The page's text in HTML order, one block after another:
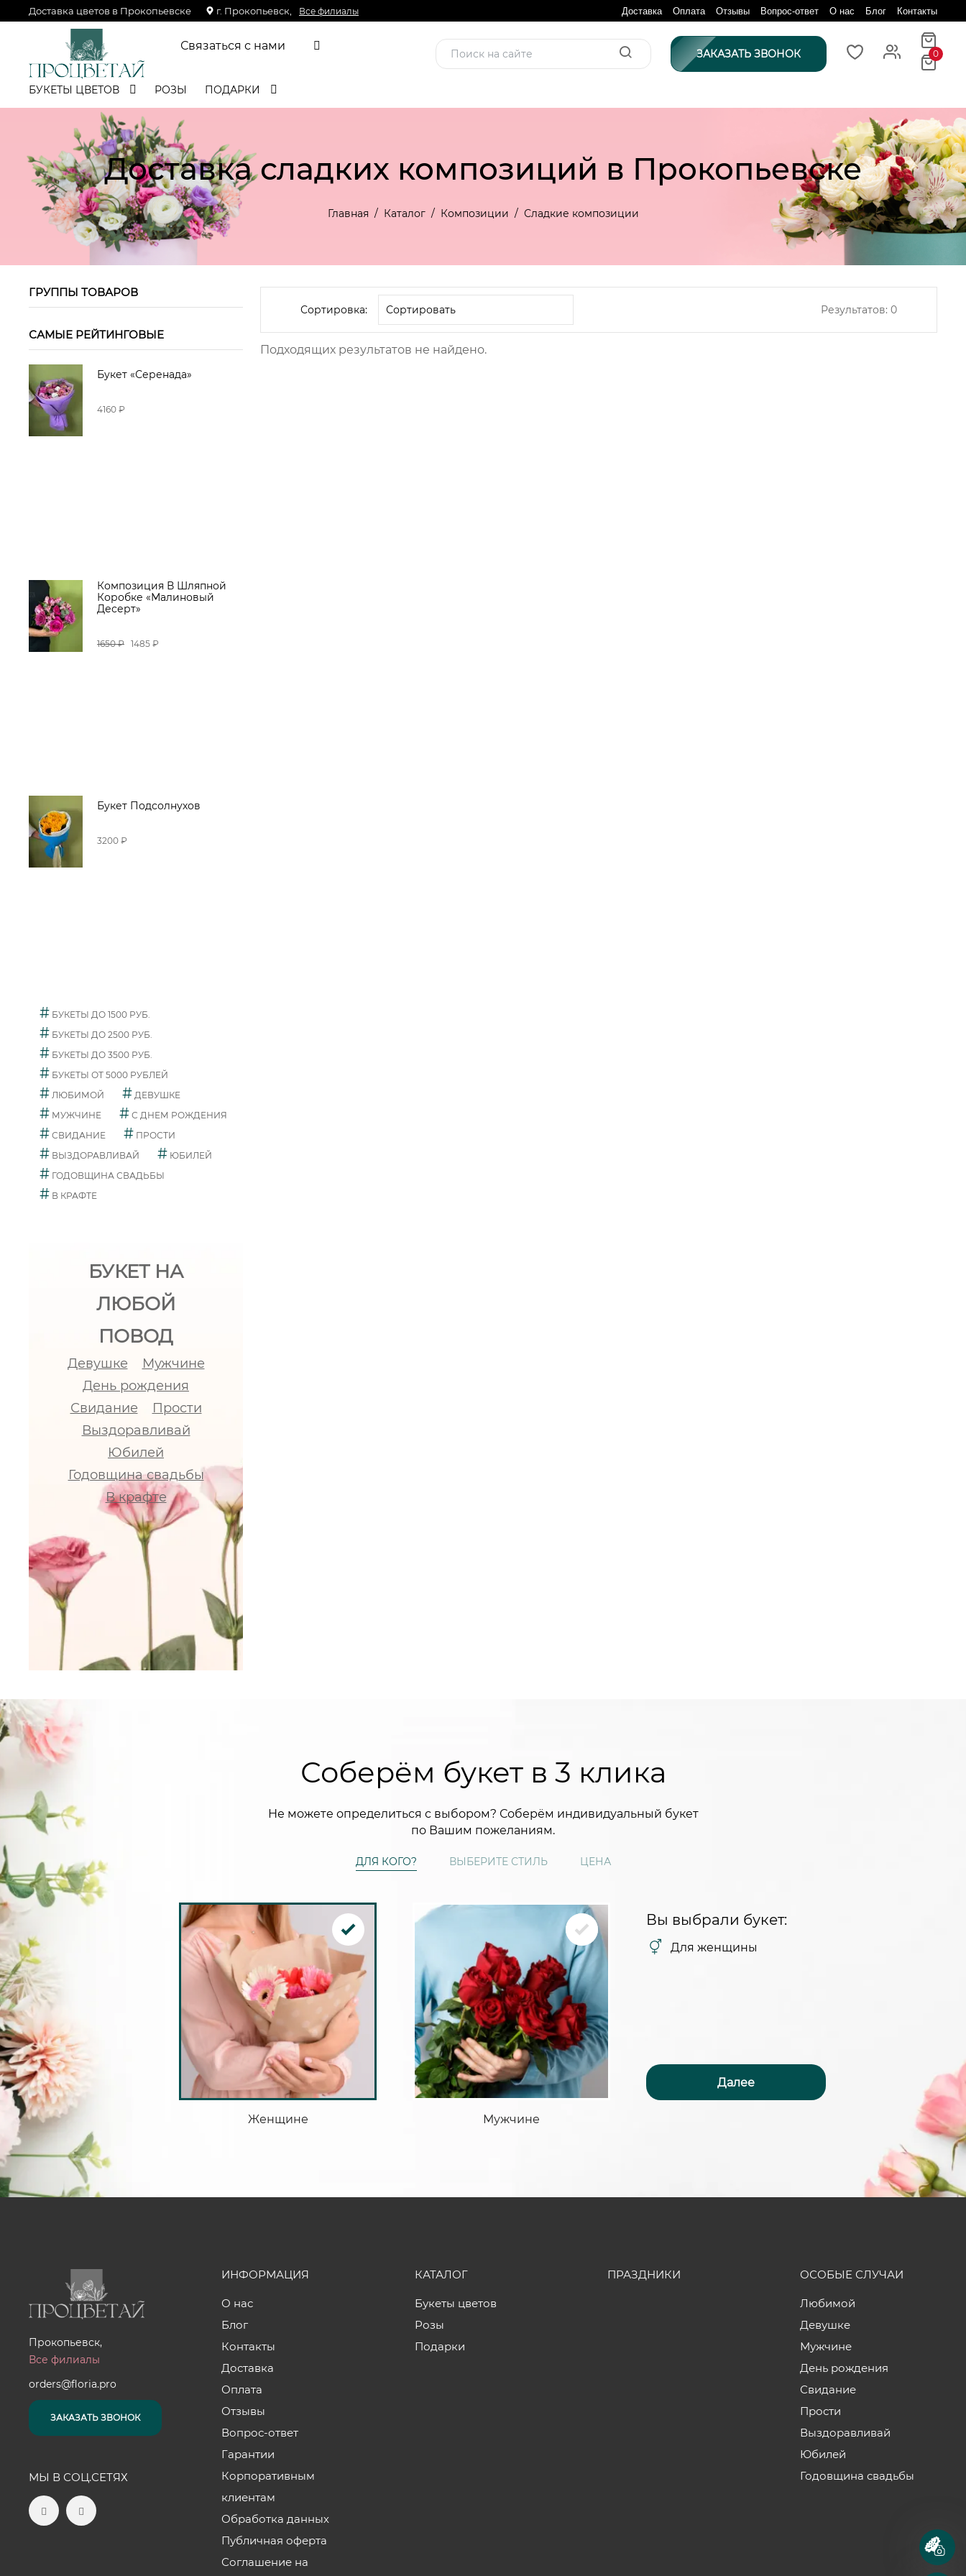
Доставка цветов в Прокопьевске г. Прокопьевск, Все филиалы Доставка Оплата Отзывы Вопрос-ответ О нас Блог Контакты
Связаться с нами
ЗАКАЗАТЬ ЗВОНОК 0
БУКЕТЫ ЦВЕТОВ РОЗЫ ПОДАРКИ
Доставка сладких композиций в Прокопьевске
Главная Каталог Композиции Сладкие композиции
ГРУППЫ ТОВАРОВ
САМЫЕ РЕЙТИНГОВЫЕ
Букет «Серенада»
4160 ₽
Композиция В Шляпной
Коробке «Малиновый
Десерт»
1650 ₽ 1485 ₽
Букет Подсолнухов
3200 ₽
# БУКЕТЫ ДО 1500 РУБ.
# БУКЕТЫ ДО 2500 РУБ.
# БУКЕТЫ ДО 3500 РУБ.
# БУКЕТЫ ОТ 5000 РУБЛЕЙ
# ЛЮБИМОЙ # ДЕВУШКЕ
# МУЖЧИНЕ # С ДНЕМ РОЖДЕНИЯ
# СВИДАНИЕ # ПРОСТИ
# ВЫЗДОРАВЛИВАЙ # ЮБИЛЕЙ
# ГОДОВЩИНА СВАДЬБЫ
# В КРАФТЕ
БУКЕТ НА
ЛЮБОЙ
ПОВОД
Девушке
Мужчине
День рождения
Свидание
Прости
Выздоравливай
Юбилей
Годовщина свадьбы
В крафте
Сортировка: Результатов: 0
Подходящих результатов не найдено.
Соберём букет в 3 клика
Не можете определиться с выбором? Соберём индивидуальный букет
по Вашим пожеланиям.
ДЛЯ КОГО? ВЫБЕРИТЕ СТИЛЬ ЦЕНА
Женщине Мужчине
Вы выбрали букет:
Для женщины
Далее
Прокопьевск,
Все филиалы
orders@floria.pro
ЗАКАЗАТЬ ЗВОНОК
МЫ В СОЦ.СЕТЯХ
ИНФОРМАЦИЯ
О нас
Блог
Контакты
Доставка
Оплата
Отзывы
Вопрос-ответ
Гарантии
Корпоративным
клиентам
Обработка данных
Публичная оферта
Соглашение на
КАТАЛОГ
Букеты цветов
Розы
Подарки
ПРАЗДНИКИ ОСОБЫЕ СЛУЧАИ
Любимой
Девушке
Мужчине
День рождения
Свидание
Прости
Выздоравливай
Юбилей
Годовщина свадьбы